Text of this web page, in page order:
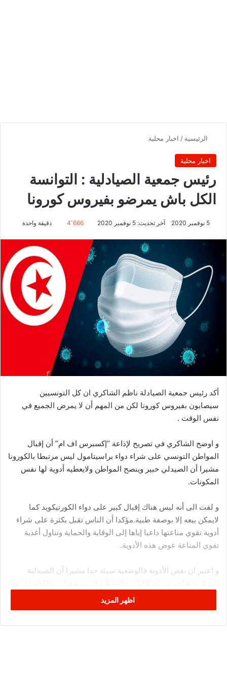
الرئيسية / اخبار محلية
اخبار محلية
رئيس جمعية الصيادلية : التوانسة
الكل باش يمرضو بفيروس كورونا
5 نوفمبر 2020 آخر تحديث: 5 نوفمبر 2020 4٬666 دقيقة واحدة
أكد رئيس جمعية الصيادلة ناظم الشاكري ان كل التونسيين
سيصابون بفيروس كورونا لكن من المهم أن لا يمرض الجميع في
نفس الوقت .
و اوضح الشاكري في تصريح لإذاعة “إكسبرس اف ام” أن إقبال
المواطن التونسي على شراء دواء براسيتامول ليس مرتبطا بالكورونا
مشيرا أن الصيدلي خبير وينصح المواطن ولايعطيه أدوية لها نفس
المكونات.
و لفت الى أنه ليس هناك إقبال كبير على دواء الكورتيكويد كما
لايمكن بيعه إلا بوصفة طبية.مؤكدا أن الناس تقبل بكثرة على شراء
أدوية تقوي مناعتها داعيا إياها إلى الوقاية والحماية وتناول أغذية
تقوي المناعة عوض هذه الأدوية.
و اعتبر ان نقص الأدوية فالوضعية سيئة جدا مشيرا أن الصيدلية
بخلاصها ، مشددا على ضرورة توفر الإرادة السياسية للقيام
بإصلاحات في مجال التغطية الصحية.
اظهر المزيد